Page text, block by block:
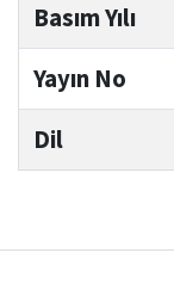
Basım Yılı
Yayın No
Dil